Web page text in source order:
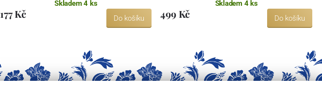
Skladem 4 ks
177 Kč Do košíku
Skladem 4 ks
499 Kč Do košíku